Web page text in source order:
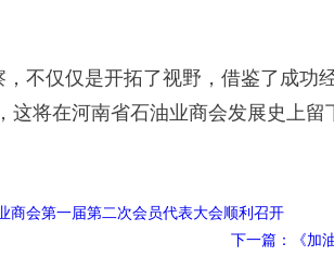
不仅仅是开拓了视野，借鉴了成功
这将在河南省石油业商会发展史上留
商会第一届第二次会员代表大会顺利召开
下一篇：
《加